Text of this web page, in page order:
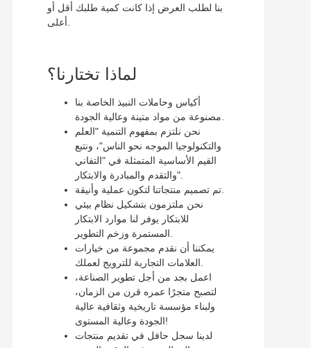
بنا لطلب العرض إذا كانت كمية طلبك أقل أو
أعلى.
لماذا تختارنا؟
أكياس وحاملات النبيذ الخاصة بنا
نحن نلتزم بمفهوم التنمية "العلم
والتكنولوجيا الموجه نحو الناس"، ونتبع
القيم الأساسية المتمثلة في "التفاني
والتقدم والمبادرة والابتكار".
تم تصميم منتجاتنا لتكون عملية وأنيقة.
نحن ملتزمون بتشكيل نظام بيئي
للابتكار يوفر لنا موارد الابتكار
يمكننا أن نقدم مجموعة من خيارات
اعمل بجد من أجل تطوير الصناعة،
لتصبح متجرًا عمره قرن من الزمان،
ولبناء مؤسسة تاريخية وثقافية عالية
الجودة وعالية المستوى!
لدينا سجل حافل في تقديم منتجات